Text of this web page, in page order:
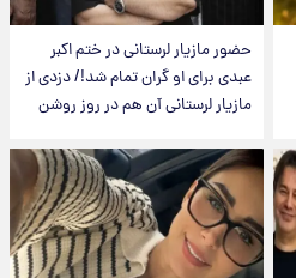
حضور مازیار لرستانی در ختم اکبر
عبدی برای او گران تمام شد!/ دزدی از
مازیار لرستانی آن هم در روز روشن